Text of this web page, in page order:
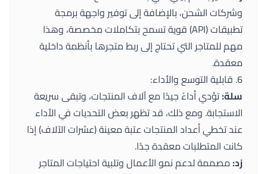
وشركات الشحن، بالإضافة إلى توفير واجهة برمجة
تطبيقات (API) قوية تسمح بتكاملات مخصصة، وهذا
مهم للمتاجر التي تحتاج إلى ربط متجرها بأنظمة داخلية
معقدة.
6. قابلية التوسع والأداء:
سلة:تؤدي أداءً جيدًا مع آلاف المنتجات، وتبقى سريعة
الاستجابة. ومع ذلك، قد تظهر بعض التحديات في الأداء
عند تخطي أعداد المنتجات عتبة معينة (عشرات الآلاف) إذا
كانت المتطلبات معقدة جدًا.
زد:مصممة لدعم نمو الأعمال وتلبية احتياجات المتاجر